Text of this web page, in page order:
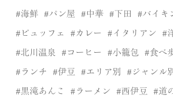
海鮮 パン屋 中華 下田 バイキ
ビュッフェ カレー イタリアン
北川温泉 コーヒー 小籠包 食べ
ランチ 伊豆 エリア別 ジャンル
黒滝あんこ ラーメン 西伊豆 道